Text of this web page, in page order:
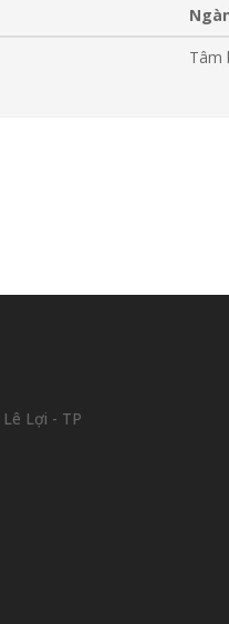
Tâm
Lợi - TP